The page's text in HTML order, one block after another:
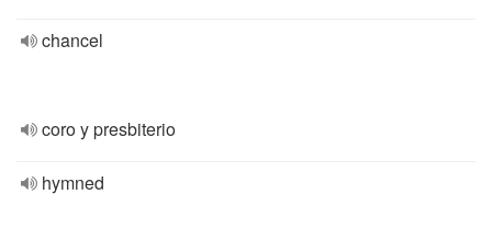
chancel
coro y presbiterio
hymned